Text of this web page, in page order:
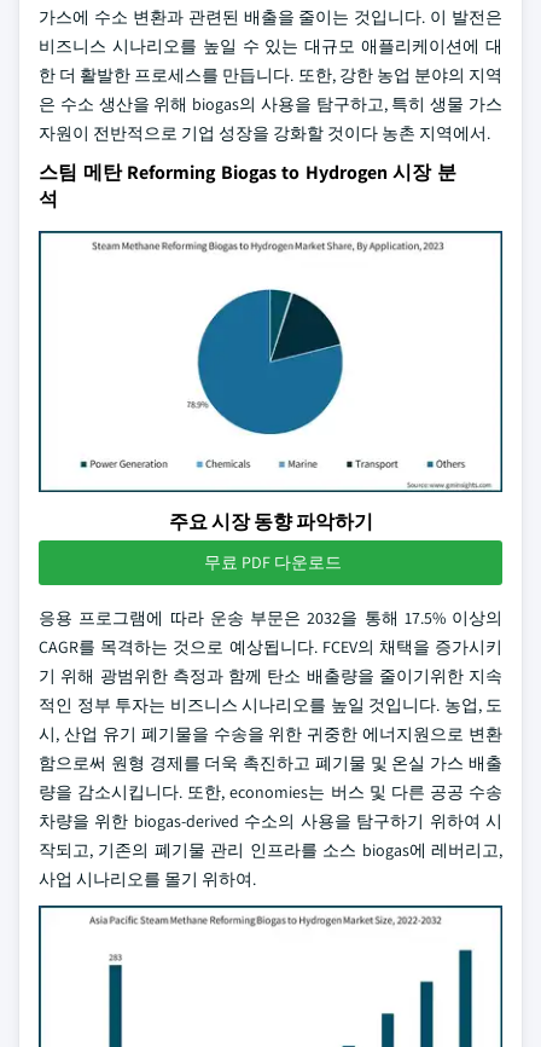
가스에 수소 변환과 관련된 배출을 줄이는 것입니다. 이 발전은
비즈니스 시나리오를 높일 수 있는 대규모 애플리케이션에 대
한 더 활발한 프로세스를 만듭니다. 또한, 강한 농업 분야의 지역
은 수소 생산을 위해 biogas의 사용을 탐구하고, 특히 생물 가스
자원이 전반적으로 기업 성장을 강화할 것이다 농촌 지역에서.
스팀 메탄 Reforming Biogas to Hydrogen 시장 분
석
주요 시장 동향 파악하기
무료 PDF 다운로드
응용 프로그램에 따라 운송 부문은 2032을 통해 17.5% 이상의
CAGR를 목격하는 것으로 예상됩니다. FCEV의 채택을 증가시키
기 위해 광범위한 측정과 함께 탄소 배출량을 줄이기위한 지속
적인 정부 투자는 비즈니스 시나리오를 높일 것입니다. 농업, 도
시, 산업 유기 폐기물을 수송을 위한 귀중한 에너지원으로 변환
함으로써 원형 경제를 더욱 촉진하고 폐기물 및 온실 가스 배출
량을 감소시킵니다. 또한, economies는 버스 및 다른 공공 수송
차량을 위한 biogas-derived 수소의 사용을 탐구하기 위하여 시
작되고, 기존의 폐기물 관리 인프라를 소스 biogas에 레버리고,
사업 시나리오를 몰기 위하여.